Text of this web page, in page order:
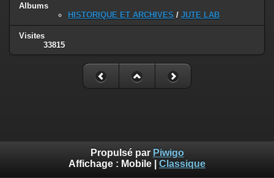
Albums
HISTORIQUE ET ARCHIVES / JUTE LAB
Visites
33815
Propulsé par Piwigo
Affichage : Mobile Classique